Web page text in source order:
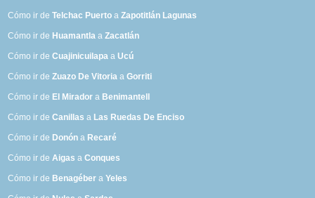
Cómo ir deTelchac Puerto aZapotitlán Lagunas
Cómo ir de Huamantla aZacatlán
Cómo ir deCuajinicuilapa aUcú
Cómo ir deZuazo De Vitoria aGorriti
Cómo ir de El Mirador a Benimantell
Cómo ir deCanillas a Las Ruedas De Enciso
Cómo ir de Donón a Recaré
Cómo ir deAigas aConques
Cómo ir de Benagéber aYeles